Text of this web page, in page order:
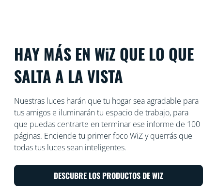
HAY MÁS EN WiZ QUE LO QUE
SALTA A LA VISTA
Nuestras luces harán que tu hogar sea agradable para
tus amigos e iluminarán tu espacio de trabajo, para
que puedas centrarte en terminar ese informe de 100
páginas. Enciende tu primer foco WiZ y querrás que
todas tus luces sean inteligentes.
DESCUBRE LOS PRODUCTOS DE WIZ